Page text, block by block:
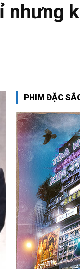
nhưng
PHIM ĐẶC